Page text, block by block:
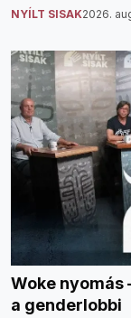
NYÍLT SISAK2026.
Woke
a genderlobbi